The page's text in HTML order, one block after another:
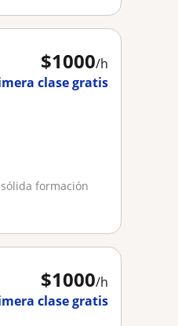
$1000/h
clase gratis
formación
$1000/h
clase gratis